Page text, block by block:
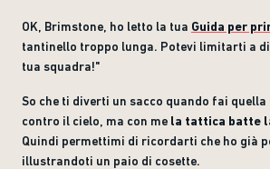
OK, Brimstone, ho letto la tua Guida per
tantinello troppo lunga. Potevi limitarti a
tua squadra!"
So che ti diverti un sacco quando fai
contro il cielo, ma con me la tattica batte
Quindi permettimi di ricordarti che ho già
illustrandoti un paio di cosette.